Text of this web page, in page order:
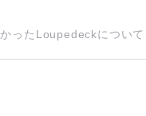
ったLoupedeckについて